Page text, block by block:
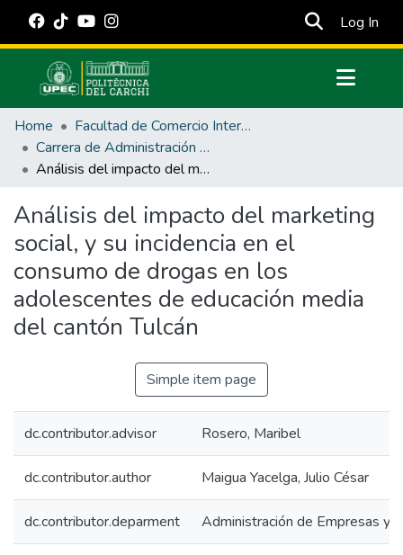
Log In
Communities & Collections
All of DSpace
Statistics
Estadísticas Externas
Manuales
Home
Facultad de Comercio Internacional, Integración, Administración y Economía Empresarial
Carrera de Administración de Empresas y Marketing
Análisis del impacto del marketing social, y su incidencia en el consumo de drogas en los adolescentes de educación media del cantón Tulcán
Análisis del impacto del marketing
social, y su incidencia en el
consumo de drogas en los
adolescentes de educación media
del cantón Tulcán
Simple item page
dc.contributor.advisor Rosero, Maribel
dc.contributor.author Maigua Yacelga, Julio César
dc.contributor.deparment Administración de Empresas y